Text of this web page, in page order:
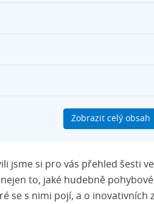
Zobrazit celý obsah
jsme si pro vás přehled šesti
to, jaké hudebně
se s nimi pojí, a o inovativních